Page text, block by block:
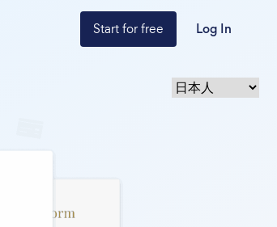
Start for free Log In